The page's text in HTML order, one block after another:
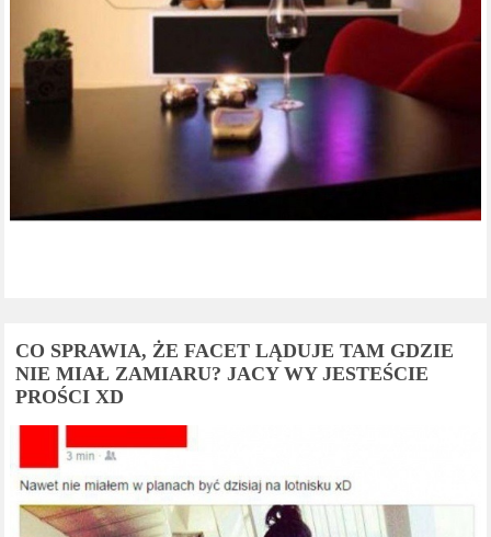
CO SPRAWIA, ŻE FACET LĄDUJE TAM GDZIE
NIE MIAŁ ZAMIARU? JACY WY JESTEŚCIE
PROŚCI XD